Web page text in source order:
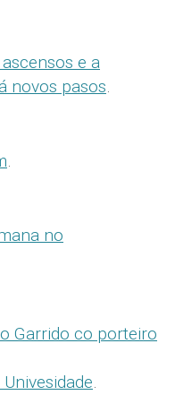
e a
novos pasos.
.
no
Garrido co porteiro
.